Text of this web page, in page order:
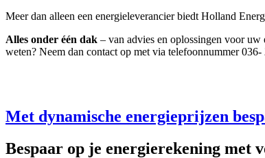
Meer dan alleen een energieleverancier biedt Holland
Alles onder één dak – van advies en oplossingen voor uw
weten? Neem dan contact op met via telefoonnummer
Met dynamische energieprijzen
Bespaar op je energierekening met